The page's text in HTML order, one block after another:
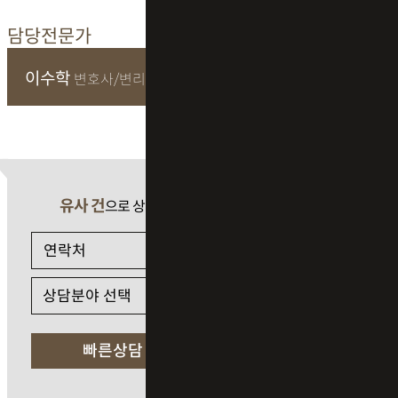
담당전문가
이수학 변호사/변리사
유사 건으로 상담 필요 시